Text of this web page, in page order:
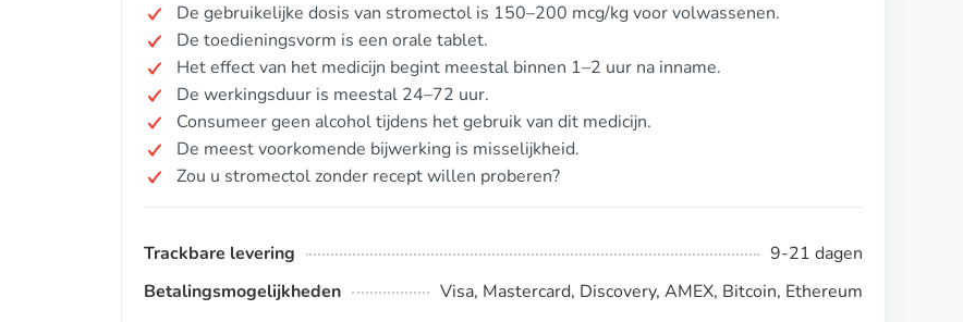
De gebruikelijke dosis van stromectol is 150–200 mcg/kg voor volwassenen.
De toedieningsvorm is een orale tablet.
Het effect van het medicijn begint meestal binnen 1–2 uur na inname.
De werkingsduur is meestal 24–72 uur.
Consumeer geen alcohol tijdens het gebruik van dit medicijn.
De meest voorkomende bijwerking is misselijkheid.
Zou u stromectol zonder recept willen proberen?
Trackbare levering
9-21 dagen
Betalingsmogelijkheden
Visa, Mastercard, Discovery, AMEX, Bitcoin, Ethereum